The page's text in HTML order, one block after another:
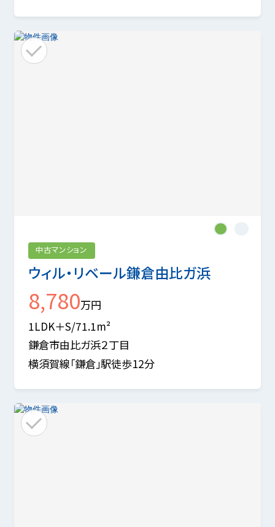
ウィル・リベール鎌倉由比ガ浜
中古マンション
8,780万円
1LDK＋S/71.1m²
鎌倉市由比ガ浜２丁目
横須賀線「鎌倉」駅徒歩12分